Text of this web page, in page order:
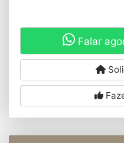
Falar